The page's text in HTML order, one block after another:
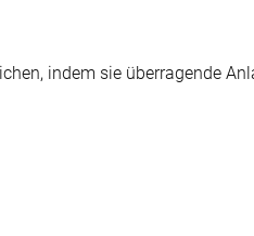
indem sie überragende